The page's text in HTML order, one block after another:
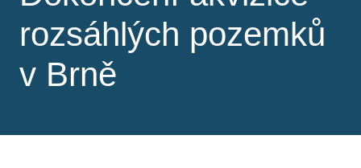
rozsáhlých pozemků
v Brně